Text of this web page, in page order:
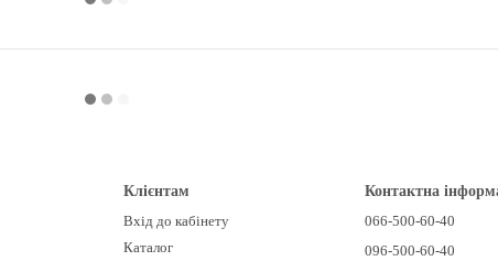
Клієнтам
Вхід до кабінету
Каталог
Контактна
066-500-60-40
096-500-60-40